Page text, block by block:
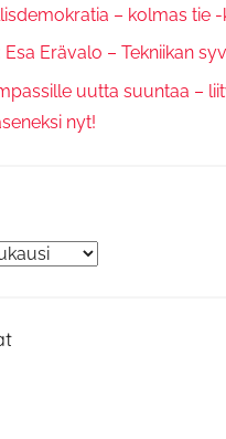
– kolmas tie
Esa Erävalo – Tekniikan
uutta suuntaa –
nyt!